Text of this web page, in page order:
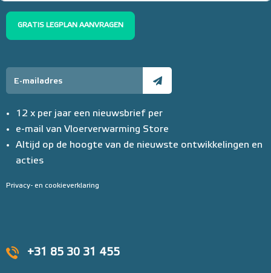
+31 85 30 31 455
GRATIS LEGPLAN AANVRAGEN
12 x per jaar een nieuwsbrief per
e-mail van Vloerverwarming Store
Altijd op de hoogte van de nieuwste ontwikkelingen en
acties
Privacy- en cookieverklaring